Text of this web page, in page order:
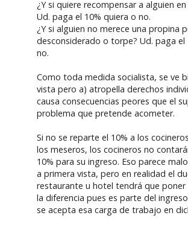
¿Y si quiere recompensar a alguien
Ud. paga el 10% quiera o no.
¿Y si alguien no merece una propina
desconsiderado o torpe? Ud. paga el
no.
Como toda medida socialista, se ve
vista pero a) atropella derechos
causa consecuencias peores que el
problema que pretende acometer.
Si no se reparte el 10% a los
los meseros, los cocineros no
10% para su ingreso. Eso parece
a primera vista, pero en realidad el
restaurante u hotel tendrá que poner
la diferencia pues es parte del
se acepta esa carga de trabajo en